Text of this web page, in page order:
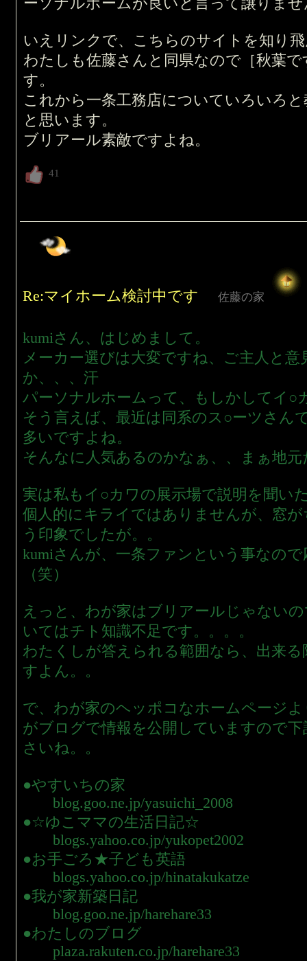
ーソナルホームが良いと言って譲りませ
いえリンクで、こちらのサイトを知り
わたしも佐藤さんと同県なので［秋葉
す。
これから一条工務店についていろいろ
と思います。
ブリアール素敵ですよね。
Re:マイホーム検討中です 佐藤の家
kumiさん、はじめまして。
メーカー選びは大変ですね、ご主人と意
か、、、汗
パーソナルホームって、もしかしてイ○
そう言えば、最近は同系のス○ーツさん
多いですよね。
そんなに人気あるのかなぁ、、まぁ地
実は私もイ○カワの展示場で説明を聞い
個人的にキライではありませんが、窓
う印象でしたが。。
kumiさんが、一条ファンという事なの
（笑）
えっと、わが家はブリアールじゃない
いてはチト知識不足です。。。。
わたくしが答えられる範囲なら、出来
すよん。。
で、わが家のヘッポコなホームページ
がブログで情報を公開していますので
さいね。。
●やすいちの家
blog.goo.ne.jp/yasuichi_2008
●☆ゆこママの生活日記☆
blogs.yahoo.co.jp/yukopet2002
●お手ごろ★子ども英語
blogs.yahoo.co.jp/hinatakukatze
●我が家新築日記
blog.goo.ne.jp/harehare33
●わたしのブログ
plaza.rakuten.co.jp/harehare33